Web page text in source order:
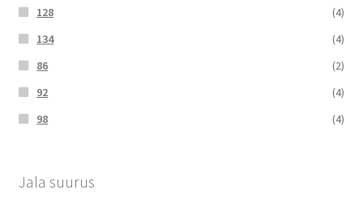
128
(4)
134
(4)
86
(2)
92
(4)
98
(4)
Jala suurus